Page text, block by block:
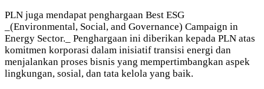
PLN juga mendapat penghargaan Best ESG
_(Environmental, Social, and Governance) Campaign in
Energy Sector._ Penghargaan ini diberikan kepada PLN atas
komitmen korporasi dalam inisiatif transisi energi dan
menjalankan proses bisnis yang mempertimbangkan aspek
lingkungan, sosial, dan tata kelola yang baik.